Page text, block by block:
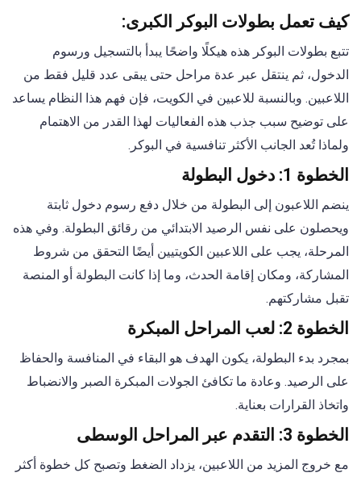
كيف تعمل بطولات البوكر الكبرى:
تتبع بطولات البوكر هذه هيكلًا واضحًا يبدأ بالتسجيل ورسوم
الدخول، ثم ينتقل عبر عدة مراحل حتى يبقى عدد قليل فقط من
اللاعبين. وبالنسبة للاعبين في الكويت، فإن فهم هذا النظام يساعد
على توضيح سبب جذب هذه الفعاليات لهذا القدر من الاهتمام
ولماذا تُعد الجانب الأكثر تنافسية في البوكر.
الخطوة 1: دخول البطولة
ينضم اللاعبون إلى البطولة من خلال دفع رسوم دخول ثابتة
ويحصلون على نفس الرصيد الابتدائي من رقائق البطولة. وفي هذه
المرحلة، يجب على اللاعبين الكويتيين أيضًا التحقق من شروط
المشاركة، ومكان إقامة الحدث، وما إذا كانت البطولة أو المنصة
تقبل مشاركتهم.
الخطوة 2: لعب المراحل المبكرة
بمجرد بدء البطولة، يكون الهدف هو البقاء في المنافسة والحفاظ
على الرصيد. وعادة ما تكافئ الجولات المبكرة الصبر والانضباط
واتخاذ القرارات بعناية.
الخطوة 3: التقدم عبر المراحل الوسطى
مع خروج المزيد من اللاعبين، يزداد الضغط وتصبح كل خطوة أكثر